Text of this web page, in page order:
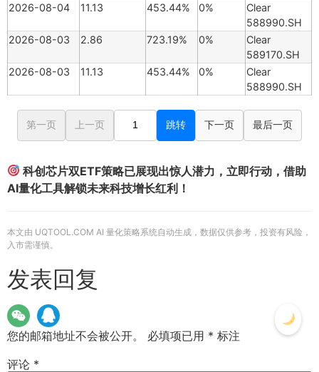
2026-08-04
11.13 453.44% 0%
Clear
588990.SH
2026-08-03
2.86 723.19% 0%
Clear
589170.SH
2026-08-03
11.13 453.44% 0%
Clear
588990.SH
第一页 上一页 跳转 下一页 最后一页
科创芯片双ETF策略已展现出惊人潜力，立即行动，借助
AI量化工具解锁未来科技增长红利！
本文由 UQTOOL.COM AI 量化策略系统自动生成，数据仅供参考，投资有风险，
入市需谨慎。
发表回复
您的邮箱地址不会被公开。 必填项已用 * 标注
评论 *